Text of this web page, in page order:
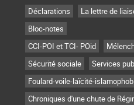
Déclarations
La lettre de
Bloc-notes
CCI-POI et TCI- POid
Sécurité sociale
Services
Foulard-voile-laïcité-
Chroniques d'une chute de